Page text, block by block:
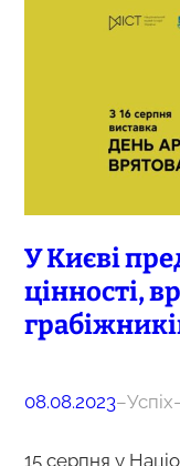
У Києві
цінності,
08.08.2023–Успіх
15 серпня у